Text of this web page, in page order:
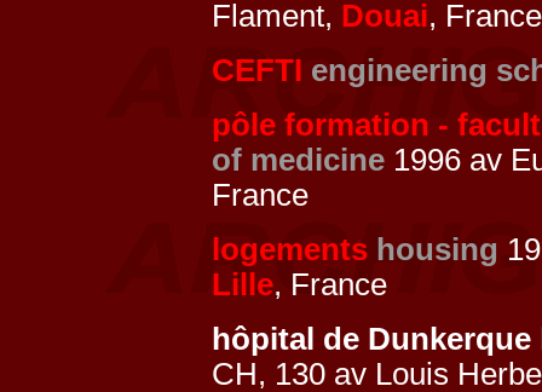
Flament, Douai, France
CEFTI engineering
pôle formation -
of medicine 1996 av
France
logements housing
Lille, France
hôpital de Dunkerque
CH, 130 av Louis